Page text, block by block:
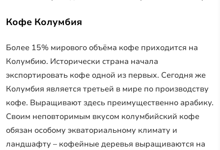
Кофе Колумбия
Более 15% мирового объёма кофе приходится на
Колумбию. Исторически страна начала
экспортировать кофе одной из первых. Сегодня же
Колумбия является третьей в мире по производству
кофе. Выращивают здесь преимущественно арабику.
Своим неповторимым вкусом колумбийский кофе
обязан особому экваториальному климату и
ландшафту – кофейные деревья выращиваются на